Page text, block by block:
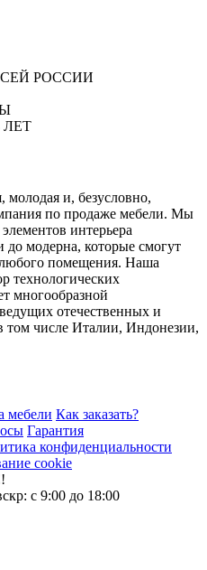
РОССИИ
ЛЕТ
молодая и, безусловно,
по продаже мебели. Мы
интерьера
до модерна, которые смогут
любого помещения. Наша
технологических
многообразной
отечественных и
том числе Италии, Индонезии,
мебели Как заказать?
Гарантия
конфиденциальности
cookie
с 9:00 до 18:00